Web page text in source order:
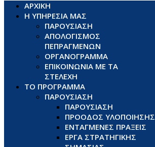
ΑΡΧΙΚΗ
Η ΥΠΗΡΕΣΙΑ ΜΑΣ
ΠΑΡΟΥΣΙΑΣΗ
ΑΠΟΛΟΓΙΣΜΟΣ
ΠΕΠΡΑΓΜΕΝΩΝ
ΟΡΓΑΝΟΓΡΑΜΜΑ
ΕΠΙΚΟΙΝΩΝΙΑ ΜΕ ΤΑ
ΣΤΕΛΕΧΗ
ΤΟ ΠΡΟΓΡΑΜΜΑ
ΠΑΡΟΥΣΙΑΣΗ
ΠΑΡΟΥΣΙΑΣΗ
ΠΡΟΟΔΟΣ ΥΛΟΠΟΙΗΣΗΣ
ΕΝΤΑΓΜΕΝΕΣ ΠΡΑΞΕΙΣ
ΕΡΓΑ ΣΤΡΑΤΗΓΙΚΗΣ